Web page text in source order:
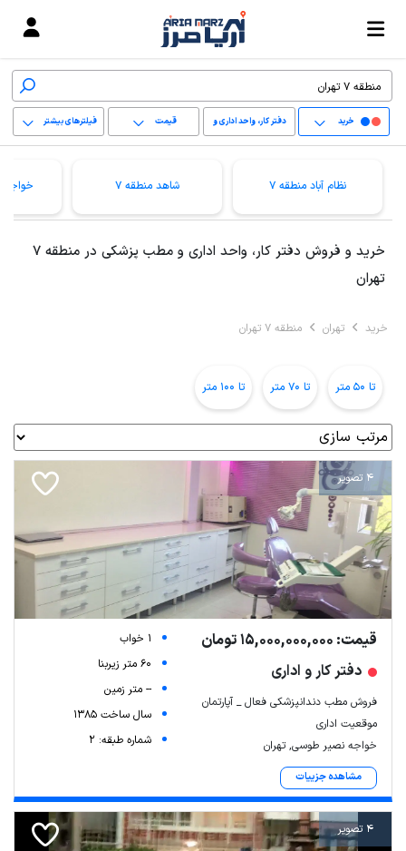
خرید دفتر کار، واحد اداری و
مطب پزشکی
قیمت فیلترهای بیشتر
پاک کردن محدوده
نظام آباد منطقه 7 شاهد منطقه 7 خواجه
خرید و فروش دفتر کار، واحد اداری و مطب پزشکی در منطقه 7
تهران
خرید تهران منطقه 7 تهران
تا 50 متر تا 70 متر تا 100 متر
4 تصویر
قیمت: 15,000,000,000 تومان
دفتر کار و اداری
فروش مطب دندانپزشکی فعال _ آپارتمان
موقعیت اداری
خواجه نصیر طوسی, تهران
مشاهده جزییات
1 خواب
60 متر زیربنا
-- متر زمین
سال ساخت 1385
شماره طبقه: 2
4 تصویر